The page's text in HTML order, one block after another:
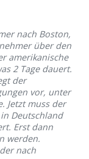
nach Boston,
über den
amerikanische
2 Tage dauert.
der
vor, unter
Jetzt muss der
Deutschland
Erst dann
werden.
nach